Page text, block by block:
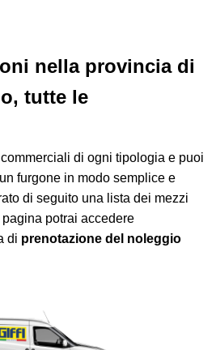
nella provincia di
tutte le
di ogni tipologia e puoi
furgone in modo semplice e
di seguito una lista dei mezzi
potrai accedere
di prenotazione del noleggio